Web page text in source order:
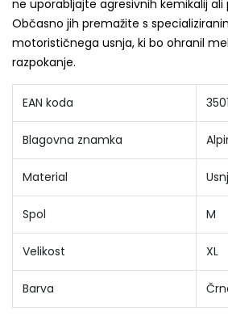
ne uporabljajte agresivnih kemikalij ali
Občasno jih premažite s
motorističnega usnja, ki bo ohranil
razpokanje.
EAN koda
Blagovna znamka
Material
Spol M
Velikost XL
Barva